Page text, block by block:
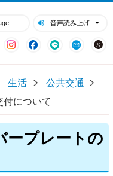
音声読み上げ
YouTubeInstagram
Facebook
LINE Mail
生活
公共交通
付について
ープレートの